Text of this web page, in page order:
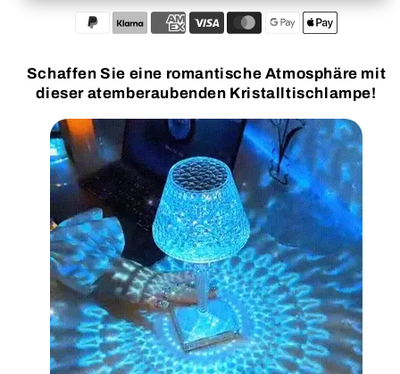
KristalltischlampeKristalltischlampe
Schaffen Sie eine romantische Atmosphäre mit
dieser atemberaubenden Kristalltischlampe!